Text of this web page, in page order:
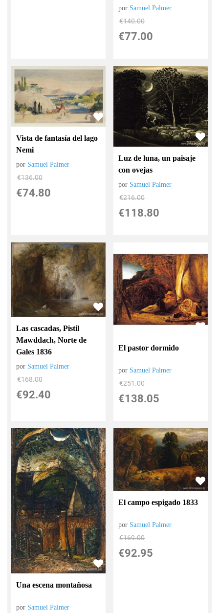
por Samuel Palmer
€140.00
€77.00
Vista de fantasía del lago
Nemi
por Samuel Palmer
€136.00
€74.80
Luz de luna, un paisaje
con ovejas
por Samuel Palmer
€216.00
€118.80
Las cascadas, Pistil
Mawddach, Norte de
Gales 1836
por Samuel Palmer
€168.00
€92.40
El pastor dormido
por Samuel Palmer
€251.00
€138.05
Una escena montañosa
por Samuel Palmer
El campo espigado 1833
por Samuel Palmer
€169.00
€92.95